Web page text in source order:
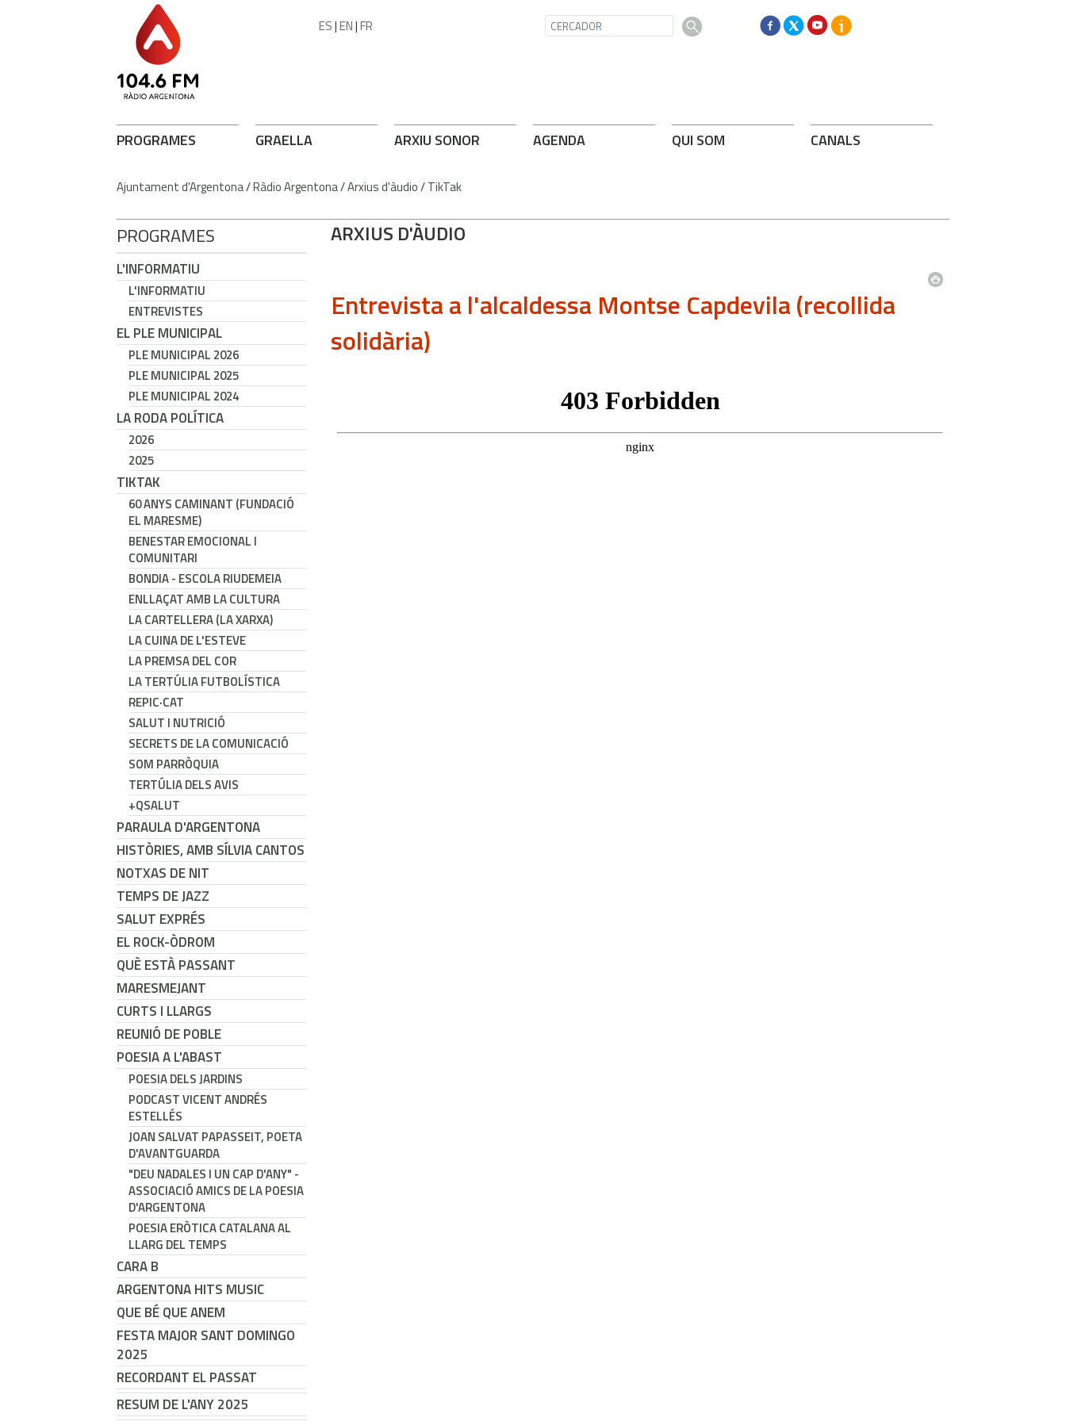
ES|EN|FR
PROGRAMES GRAELLA ARXIU SONOR AGENDA QUI SOM CANALS
Ajuntament d'Argentona/Ràdio Argentona/Arxius d'àudio/TikTak
PROGRAMES
L'INFORMATIU
L'INFORMATIU
ENTREVISTES
EL PLE MUNICIPAL
PLE MUNICIPAL 2026
PLE MUNICIPAL 2025
PLE MUNICIPAL 2024
LA RODA POLÍTICA
2026
2025
TIKTAK
60 ANYS CAMINANT (FUNDACIÓ
EL MARESME)
BENESTAR EMOCIONAL I
COMUNITARI
BONDIA - ESCOLA RIUDEMEIA
ENLLAÇAT AMB LA CULTURA
LA CARTELLERA (LA XARXA)
LA CUINA DE L'ESTEVE
LA PREMSA DEL COR
LA TERTÚLIA FUTBOLÍSTICA
REPIC·CAT
SALUT I NUTRICIÓ
SECRETS DE LA COMUNICACIÓ
SOM PARRÒQUIA
TERTÚLIA DELS AVIS
+QSALUT
PARAULA D'ARGENTONA
HISTÒRIES, AMB SÍLVIA CANTOS
NOTXAS DE NIT
TEMPS DE JAZZ
SALUT EXPRÉS
EL ROCK-ÒDROM
QUÈ ESTÀ PASSANT
MARESMEJANT
CURTS I LLARGS
REUNIÓ DE POBLE
POESIA A L'ABAST
POESIA DELS JARDINS
PODCAST VICENT ANDRÉS
ESTELLÉS
JOAN SALVAT PAPASSEIT, POETA
D'AVANTGUARDA
"DEU NADALES I UN CAP D'ANY" -
ASSOCIACIÓ AMICS DE LA POESIA
D'ARGENTONA
POESIA ERÒTICA CATALANA AL
LLARG DEL TEMPS
CARA B
ARGENTONA HITS MUSIC
QUE BÉ QUE ANEM
FESTA MAJOR SANT DOMINGO
2025
RECORDANT EL PASSAT
RESUM DE L'ANY 2025
ARXIUS D'ÀUDIO
Entrevista a l'alcaldessa Montse Capdevila (recollida
solidària)